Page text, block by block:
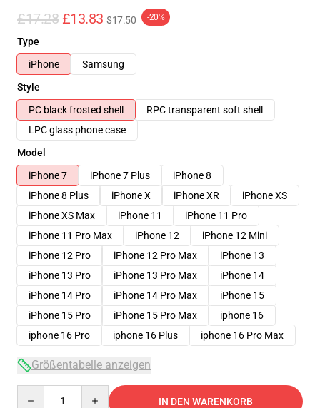
£17.28 £13.83 $17.50 -20%
Type
iPhone
Samsung
Style
PC black frosted shell
RPC transparent soft shell
LPC glass phone case
Model
iPhone 7
iPhone 7 Plus
iPhone 8
iPhone 8 Plus
iPhone X iPhone XR
iPhone XS
iPhone XS Max
iPhone 11
iPhone 11 Pro
iPhone 11 Pro Max
iPhone 12
iPhone 12 Mini
iPhone 12 Pro
iPhone 12 Pro Max
iPhone 13
iPhone 13 Pro
iPhone 13 Pro Max
iPhone 14
iPhone 14 Pro
iPhone 14 Pro Max
iPhone 15
iPhone 15 Pro
iPhone 15 Pro Max
iphone 16
iphone 16 Pro
iphone 16 Plus iphone 16 Pro Max
Größentabelle anzeigen
IN DEN WARENKORB